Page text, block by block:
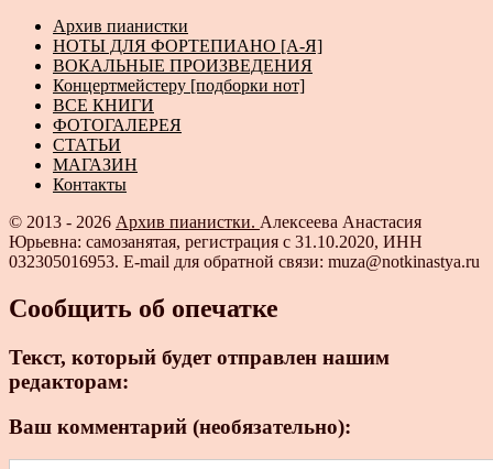
Архив пианистки
НОТЫ ДЛЯ ФОРТЕПИАНО [А-Я]
ВОКАЛЬНЫЕ ПРОИЗВЕДЕНИЯ
Концертмейстеру [подборки нот]
ВСЕ КНИГИ
ФОТОГАЛЕРЕЯ
СТАТЬИ
МАГАЗИН
Контакты
© 2013 - 2026 Архив пианистки. Алексеева Анастасия
Юрьевна: самозанятая, регистрация с 31.10.2020, ИНН
032305016953. E-mail для обратной связи: muza@notkinastya.ru
Сообщить об опечатке
Текст, который будет отправлен нашим
редакторам:
Ваш комментарий (необязательно):